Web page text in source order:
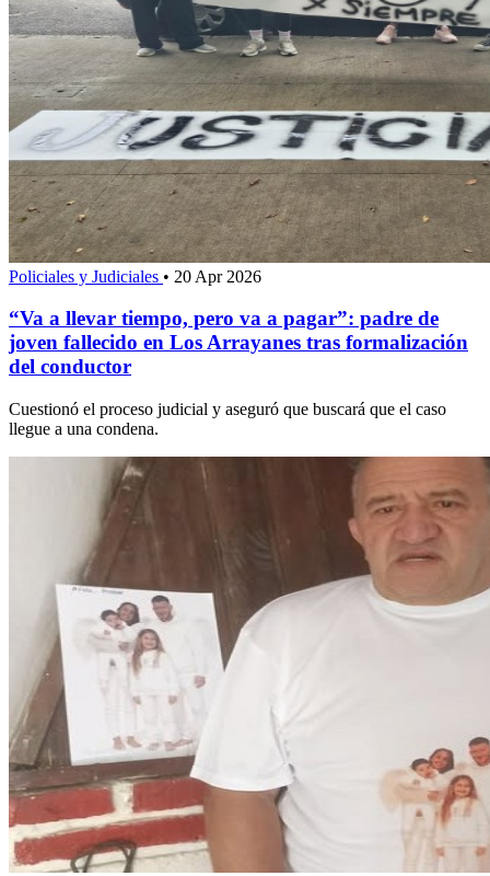
Policiales y Judiciales • 20 Apr 2026
“Va a llevar tiempo, pero va a pagar”: padre de
joven fallecido en Los Arrayanes tras formalización
del conductor
Cuestionó el proceso judicial y aseguró que buscará que el caso
llegue a una condena.